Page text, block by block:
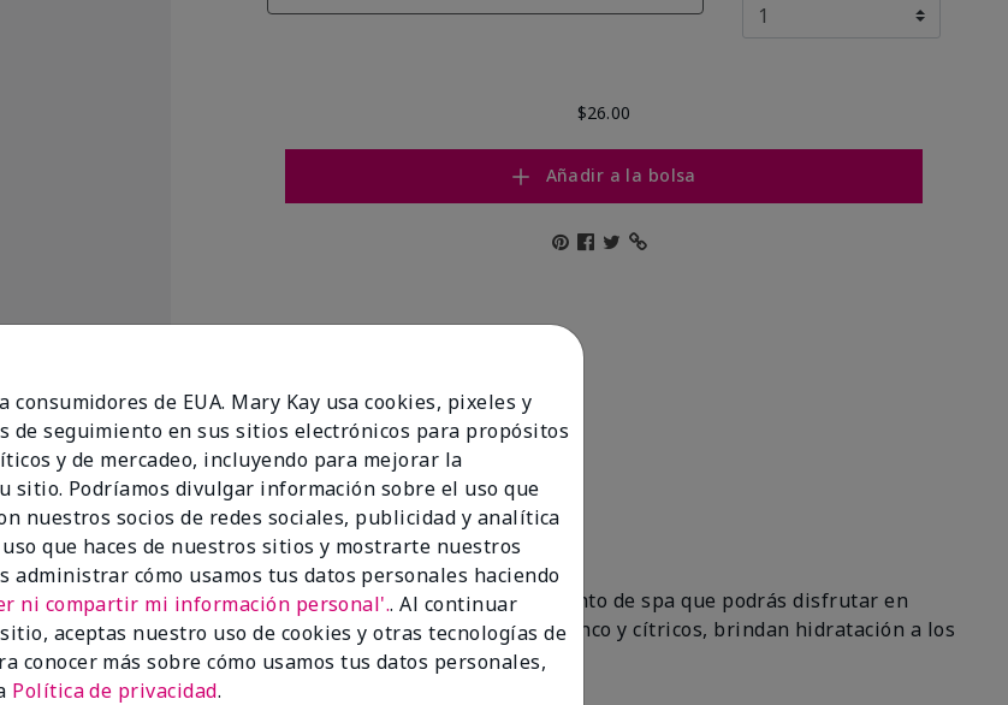
$26.00
Añadir a la bolsa
false
Citrus Satin Lips ®lleva tus labios al paraíso con un tratamiento de spa que podrás disfrutar en
Formulado con manteca de karité y el fresco sabor de té blanco y cítricos, brindan hidratación a los
en dos pasos sencillos. ¡Tu oasis te espera!
consumidores de EUA. Mary Kay usa cookies, pixeles y
de seguimiento en sus sitios electrónicos para propósitos
y de mercadeo, incluyendo para mejorar la
sitio. Podríamos divulgar información sobre el uso que
nuestros socios de redes sociales, publicidad y analítica
que haces de nuestros sitios y mostrarte nuestros
administrar cómo usamos tus datos personales haciendo
ni compartir mi información personal'.. Al continuar
aceptas nuestro uso de cookies y otras tecnologías de
conocer más sobre cómo usamos tus datos personales,
Política de privacidad.